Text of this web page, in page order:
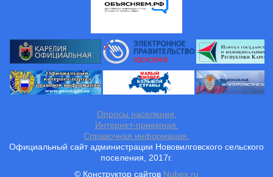
Опросы населения.
Интернет-приемная.
Справочная информация.
Официальный сайт администрации Нововилговского сельского
поселения, 2017г.
© Конструктор сайтов Nubex.ru